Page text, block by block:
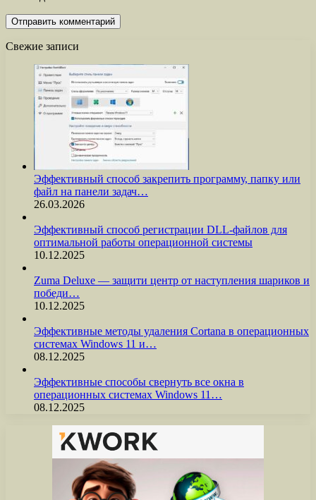
Свежие записи
Эффективный способ закрепить программу, папку или
файл на панели задач…
26.03.2026
Эффективный способ регистрации DLL-файлов для
оптимальной работы операционной системы
10.12.2025
Zuma Deluxe — защити центр от наступления шариков и
победи…
10.12.2025
Эффективные методы удаления Cortana в операционных
системах Windows 11 и…
08.12.2025
Эффективные способы свернуть все окна в
операционных системах Windows 11…
08.12.2025